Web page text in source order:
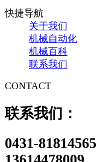
快捷导航
关于我们
机械自动化
机械百科
联系我们
CONTACT
联系我们：
0431-81814565